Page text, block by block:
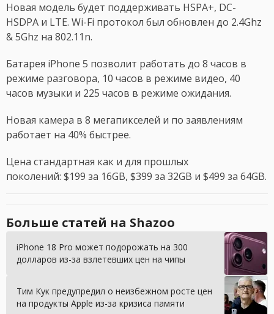
Новая модель будет поддерживать HSPA+, DC-
HSDPA и LTE. Wi-Fi протокол был обновлен до 2.4Ghz
& 5Ghz на 802.11n.
Батарея iPhone 5 позволит работать до 8 часов в
режиме разговора, 10 часов в режиме видео, 40
часов музыки и 225 часов в режиме ожидания.
Новая камера в 8 мегапикселей и по заявлениям
работает на 40% быстрее.
Цена стандартная как и для прошлых
поколений: $199 за 16GB, $399 за 32GB и $499 за 64GB.
Больше статей на Shazoo
iPhone 18 Pro может подорожать на 300
долларов из-за взлетевших цен на чипы
Тим Кук предупредил о неизбежном росте цен
на продукты Apple из-за кризиса памяти